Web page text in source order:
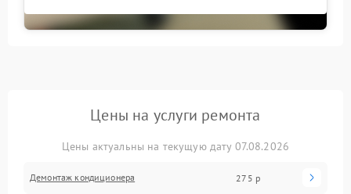
Цены на услуги ремонта
Цены актуальны на текущую дату 07.08.2026
Демонтаж кондиционера 275 р